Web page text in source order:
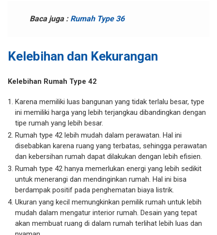
Baca juga : Rumah Type 36
Kelebihan dan Kekurangan
Kelebihan Rumah Type 42
Karena memiliki luas bangunan yang tidak terlalu besar, type
ini memiliki harga yang lebih terjangkau dibandingkan dengan
tipe rumah yang lebih besar.
Rumah type 42 lebih mudah dalam perawatan. Hal ini
disebabkan karena ruang yang terbatas, sehingga perawatan
dan kebersihan rumah dapat dilakukan dengan lebih efisien.
Rumah type 42 hanya memerlukan energi yang lebih sedikit
untuk menerangi dan mendinginkan rumah. Hal ini bisa
berdampak positif pada penghematan biaya listrik.
Ukuran yang kecil memungkinkan pemilik rumah untuk lebih
mudah dalam mengatur interior rumah. Desain yang tepat
akan membuat ruang di dalam rumah terlihat lebih luas dan